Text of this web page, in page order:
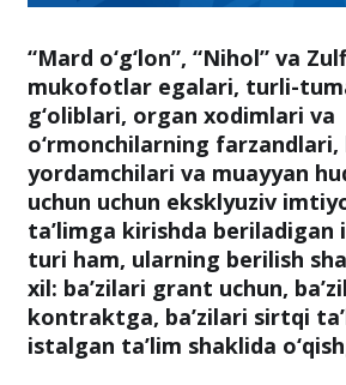
“Mard o‘g‘lon”, “Nihol” va
mukofotlar egalari, turli-
g‘oliblari, organ xodimlari va
o‘rmonchilarning farzandlari,
yordamchilari va muayyan
uchun uchun eksklyuziv
ta’limga kirishda
turi ham, ularning berilish
xil: ba’zilari grant uchun,
kontraktga, ba’zilari sirtqi
istalgan ta’lim shaklida